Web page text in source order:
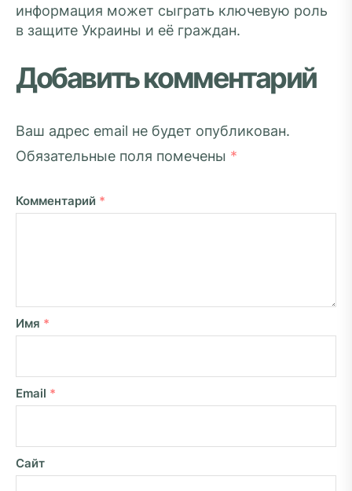
информация может сыграть ключевую роль
в защите Украины и её граждан.
Добавить комментарий
Ваш адрес email не будет опубликован.
Обязательные поля помечены *
Комментарий *
Имя *
Email *
Сайт